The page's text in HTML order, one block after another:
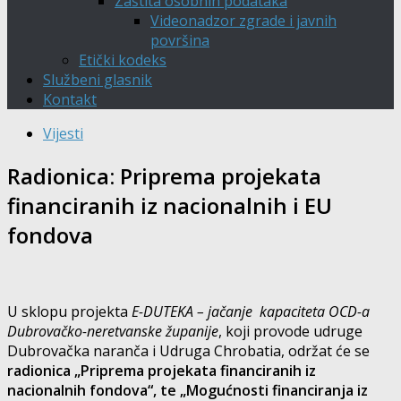
Videonadzor zgrade i javnih
površina
Etički kodeks
Službeni glasnik
Kontakt
Vijesti
Radionica: Priprema projekata
financiranih iz nacionalnih i EU
fondova
U sklopu projekta E-DUTEKA– jačanje kapaciteta OCD-a
Dubrovačko-neretvanske županije, koji provode udruge
Dubrovačka naranča i Udruga Chrobatia, održat će se
radionica „Priprema projekata financiranih iz
nacionalnih fondova“, te „Mogućnosti financiranja iz